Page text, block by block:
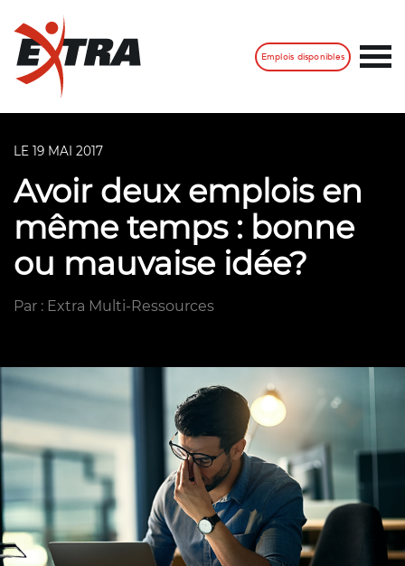
Emplois disponibles
LE 19 MAI 2017
Avoir deux emplois en
même temps : bonne
ou mauvaise idée?
Par : Extra Multi-Ressources